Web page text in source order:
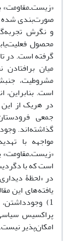
«زیست‌ـ‌مقاومت»
صورت‌بندی شده
و نگرش
محصول
گرفته است. در
میان
است. بنابراین،
در هریک از این
جمعی
گذاشته‌اند.
مواجهه با
است که با
در «لحظۀ
یافته‌های این
امکان‌پذیر نیست.